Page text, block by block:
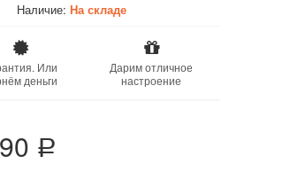
Наличие: На складе
Или
деньги
Дарим отличное
настроение
a